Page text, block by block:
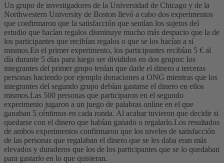
Un grupo de investigadores de la Universidad de Chicago y de la
Northwestern University de Boston llevó a cabo dos experimentos
que confirmaron que la satisfacción que sentían los sujetos del
estudio que hacían regalos disminuye mucho más despacio que la de
los participantes que recibían regalos o que se los hacían a sí
mismos.En el primer experimento, los participantes recibían 5 € al
día durante 5 días para luego ser divididos en dos grupos: los
integrantes del primer grupo tenían que darle el dinero a terceras
personas haciendo por ejemplo donaciones a ONG mientras que los
integrantes del segundo grupo debían gastarse el dinero en ellos
mismos.Las 500 personas que participaron en el segundo
experimento jugaron a un juego de palabras online en el que
ganaban 5 céntimos en cada ronda. Al acabar tuvieron que decidir si
quedarse con el dinero que habían ganado o regalarlo.Los resultados
de ambos experimentos confirmaron que los niveles de satisfacción
de las personas que regalaban el dinero que se les daba eran más
elevados y duraderos que los de los participantes que se lo quedaban
para gastarlo en lo que quisieran.